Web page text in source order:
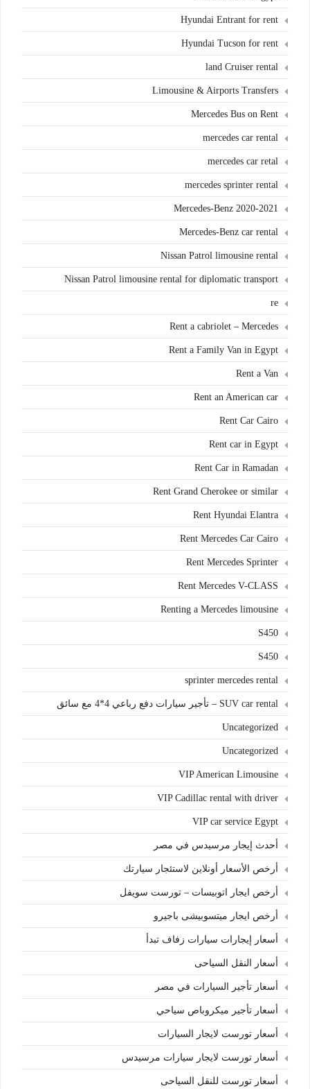
Hyundai Entrant for rent
Hyundai Tucson for rent
land Cruiser rental
Limousine & Airports Transfers
Mercedes Bus on Rent
mercedes car rental
mercedes car retal
mercedes sprinter rental
Mercedes-Benz 2020-2021
Mercedes-Benz car rental
Nissan Patrol limousine rental
Nissan Patrol limousine rental for diplomatic transport
re
Rent a cabriolet – Mercedes
Rent a Family Van in Egypt
Rent a Van
Rent an American car
Rent Car Cairo
Rent car in Egypt
Rent Car in Ramadan
Rent Grand Cherokee or similar
Rent Hyundai Elantra
Rent Mercedes Car Cairo
Rent Mercedes Sprinter
Rent Mercedes V-CLASS
Renting a Mercedes limousine
S450
S450
sprinter mercedes rental
SUV car rental – تأجير سيارات دفع رباعي 4*4 مع سائق
Uncategorized
Uncategorized
VIP American Limousine
VIP Cadillac rental with driver
VIP car service Egypt
أحدث إيجار مرسيدس في مصر
أرخص الأسعار أونلاين لاستئجار سيارتك
أرخص ايجار اتوبيسات – تورست سويفل
أرخص ايجار ميتسوبيشى باجيرو
أسعار إيجارات سيارات زفاف تبدأ
أسعار النقل السياحى
أسعار تأجير السيارات في مصر
أسعار تأجير ميكروباص سياحي
أسعار تورست لايجار السيارات
أسعار تورست لايجار سيارات مرسيدس
أسعار تورست للنقل السياحى